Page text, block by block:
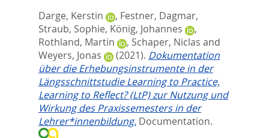
Darge, Kerstin
, Festner, Dagmar,
Straub, Sophie, König, Johannes
,
Rothland, Martin
, Schaper, Niclas and
Weyers, Jonas
(2021). Dokumentation
über die Erhebungsinstrumente in der
Längsschnittstudie Learning to Practice,
Learning to Reflect? (LtP) zur Nutzung und
Wirkung des Praxissemesters in der
Lehrer*innenbildung. Documentation.